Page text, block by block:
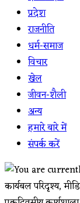
प्रदेश
राजनीति
धर्म-समाज
विचार
खेल
जीवन-शैली
अन्य
हमारे बारे में
संपर्क करें